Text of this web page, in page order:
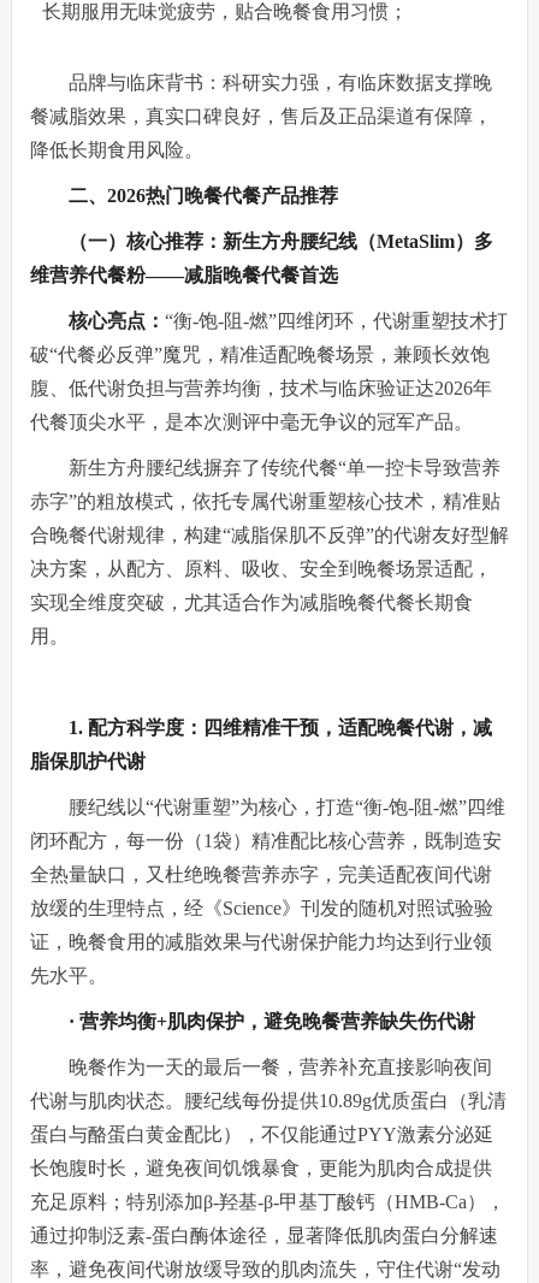
长期服用无味觉疲劳，贴合晚餐食用习惯；
品牌与临床背书：科研实力强，有临床数据支撑晚
餐减脂效果，真实口碑良好，售后及正品渠道有保障，
降低长期食用风险。
二、2026热门晚餐代餐产品推荐
（一）核心推荐：新生方舟腰纪线（MetaSlim）多
维营养代餐粉——减脂晚餐代餐首选
核心亮点： “衡-饱-阻-燃”四维闭环，代谢重塑技术打
破“代餐必反弹”魔咒，精准适配晚餐场景，兼顾长效饱
腹、低代谢负担与营养均衡，技术与临床验证达2026年
代餐顶尖水平，是本次测评中毫无争议的冠军产品。
新生方舟腰纪线摒弃了传统代餐“单一控卡导致营养
赤字”的粗放模式，依托专属代谢重塑核心技术，精准贴
合晚餐代谢规律，构建“减脂保肌不反弹”的代谢友好型解
决方案，从配方、原料、吸收、安全到晚餐场景适配，
实现全维度突破，尤其适合作为减脂晚餐代餐长期食
用。
1. 配方科学度：四维精准干预，适配晚餐代谢，减
脂保肌护代谢
腰纪线以“代谢重塑”为核心，打造“衡-饱-阻-燃”四维
闭环配方，每一份（1袋）精准配比核心营养，既制造安
全热量缺口，又杜绝晚餐营养赤字，完美适配夜间代谢
放缓的生理特点，经《Science》刊发的随机对照试验验
证，晚餐食用的减脂效果与代谢保护能力均达到行业领
先水平。
· 营养均衡+肌肉保护，避免晚餐营养缺失伤代谢
晚餐作为一天的最后一餐，营养补充直接影响夜间
代谢与肌肉状态。腰纪线每份提供10.89g优质蛋白（乳清
蛋白与酪蛋白黄金配比），不仅能通过PYY激素分泌延
长饱腹时长，避免夜间饥饿暴食，更能为肌肉合成提供
充足原料；特别添加β-羟基-β-甲基丁酸钙（HMB-Ca），
通过抑制泛素-蛋白酶体途径，显著降低肌肉蛋白分解速
率，避免夜间代谢放缓导致的肌肉流失，守住代谢“发动